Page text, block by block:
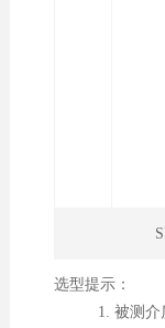
选型提示：
1. 被测介质